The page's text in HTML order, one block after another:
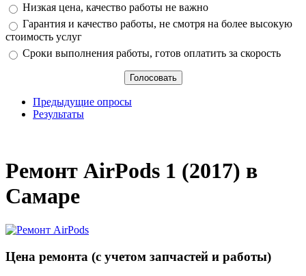
Низкая цена, качество работы не важно
Гарантия и качество работы, не смотря на более высокую
стоимость услуг
Сроки выполнения работы, готов оплатить за скорость
Предыдущие опросы
Результаты
Ремонт AirPods 1 (2017) в
Самаре
Цена ремонта (с учетом запчастей и работы)